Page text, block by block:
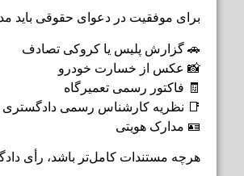
برای موفقیت در دعوای حقوقی باید
🚗 گزارش پلیس یا کروکی تصادف
📸 عکس از خسارت خودرو
🧾 فاکتور رسمی تعمیرگاه
📑 نظریه کارشناس رسمی دادگستری
🪪 مدارک هویتی
هرچه مستندات کامل‌تر باشد، رأی